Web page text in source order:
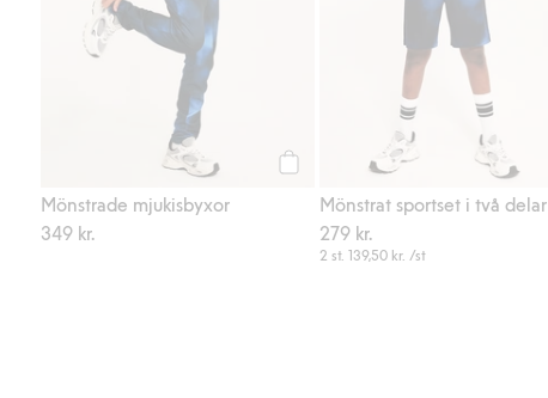
Mönstrade mjukisbyxor
349 kr.
Mönstrat sportset i två delar
279 kr.
2 st. 139,50 kr. /st